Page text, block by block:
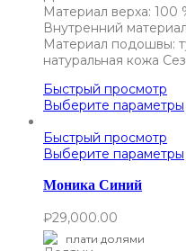
Материал верха: 100
Внутренний
Материал подошвы:
натуральная кожа
Быстрый просмотр
Выберите параметры
Быстрый просмотр
Выберите параметры
Моника Синий
₽29,000.00
плати долями